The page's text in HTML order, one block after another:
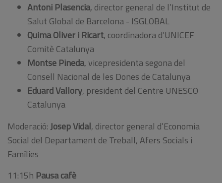
Antoni Plasencia, director general de l’Institut de
Salut Global de Barcelona - ISGLOBAL
Quima Oliver i Ricart, coordinadora d’UNICEF
Comitè Catalunya
Montse Pineda, vicepresidenta segona del
Consell Nacional de les Dones de Catalunya
Eduard Vallory, president del Centre UNESCO
Catalunya
Moderació: Josep Vidal, director general d’Economia
Social del Departament de Treball, Afers Socials i
Famílies
11:15h Pausa cafè